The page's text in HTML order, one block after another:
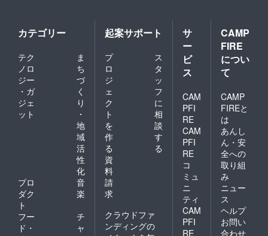
カテゴリー
テク
ノロ
ジー
・ガ
ジェ
ット
ま
ち
づ
く
り
・
地
域
活
性
化
プロ
ダク
ト
音
楽
フー
ド・
チ
ャ
起案サポート
プ
ロ
ジ
ェ
ク
ト
を
作
る
ス
タ
ッ
フ
に
相
談
す
る
資
料
請
求
クラウドファ
ンディングの
サ
ー
ビ
ス
CAM
PFI
RE
CAM
PFI
RE
コ
ミュ
ニ
ティ
CAM
PFI
RE
CAMP
FIRE
につい
て
CAMP
FIREと
は
あんし
ん・安
全への
取り組
み
ニュー
ス
ヘルプ
お問い
合わせ